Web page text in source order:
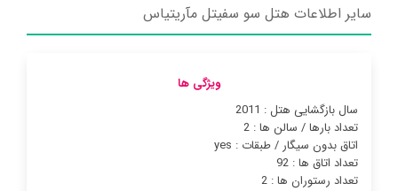
سایر اطلاعات هتل سو سفیتل مآریتیاس
ویژگی ها
سال بازگشایی هتل : 2011
تعداد بارها / سالن ها : 2
اتاق بدون سیگار / طبقات : yes
تعداد اتاق ها : 92
تعداد رستوران ها : 2